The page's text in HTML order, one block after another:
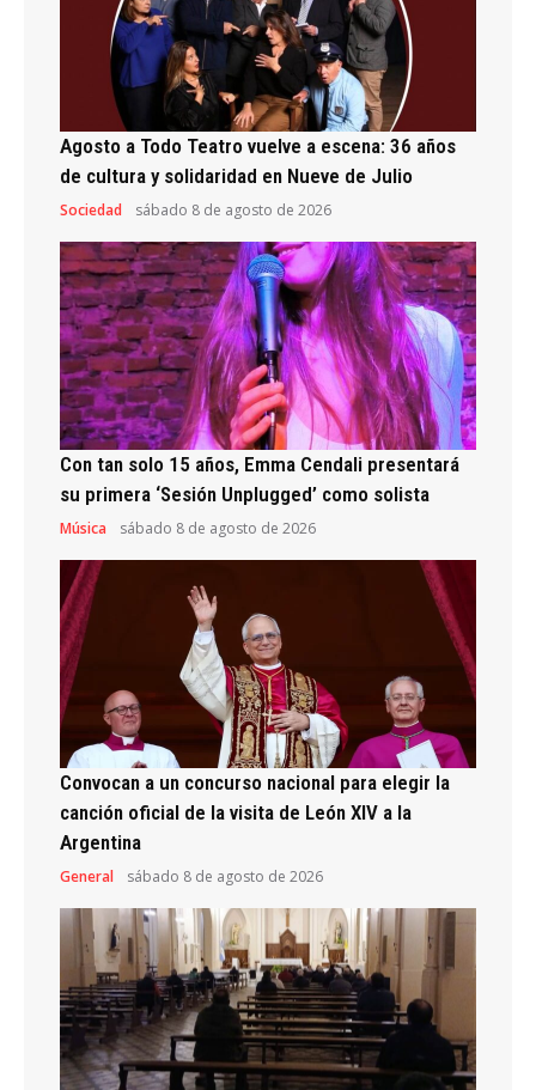
Agosto a Todo Teatro vuelve a escena: 36 años
de cultura y solidaridad en Nueve de Julio
Sociedad sábado 8 de agosto de 2026
Con tan solo 15 años, Emma Cendali presentará
su primera ‘Sesión Unplugged’ como solista
Música sábado 8 de agosto de 2026
Convocan a un concurso nacional para elegir la
canción oficial de la visita de León XIV a la
Argentina
General sábado 8 de agosto de 2026